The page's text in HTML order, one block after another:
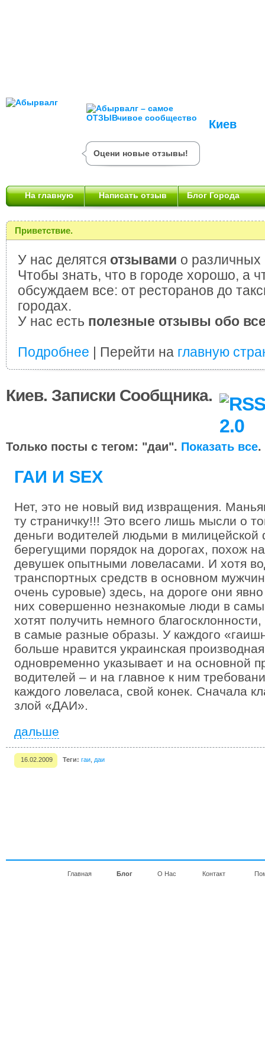
Киев
Оцени новые отзывы!
На главную Написать отзыв Блог Города
Приветствие.
У нас делятся отзывами о различных
Чтобы знать, что в городе хорошо, а
обсуждаем все: от ресторанов до
городах.
У нас есть полезные отзывы обо
Подробнее | Перейти на главную
Киев. Записки Сообщника.
Только посты с тегом: "даи". Показать все.
ГАИ И SEX
Нет, это не новый вид извращения.
ту страничку!!! Это всего лишь мысли о
деньги водителей людьми в
берегущими порядок на дорогах, похож
девушек опытными ловеласами. И хотя
транспортных средств в основном
очень суровые) здесь, на дороге они
них совершенно незнакомые люди в
хотят получить немного
в самые разные образы. У каждого
больше нравится украинская
одновременно указывает и на основной
водителей – и на главное к ним
каждого ловеласа, свой конек. Сначала
злой «ДАИ».
дальше
16.02.2009 Теги: гаи даи
Главная Блог О Нас Контакт